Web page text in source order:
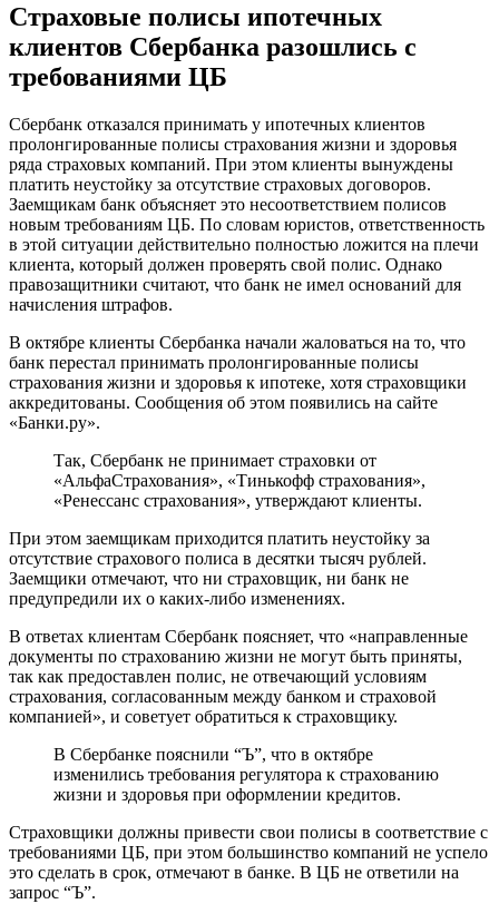
Страховые полисы ипотечных
клиентов Сбербанка разошлись с
требованиями ЦБ
Сбербанк отказался принимать у ипотечных клиентов
пролонгированные полисы страхования жизни и здоровья
ряда страховых компаний. При этом клиенты вынуждены
платить неустойку за отсутствие страховых договоров.
Заемщикам банк объясняет это несоответствием полисов
новым требованиям ЦБ. По словам юристов, ответственность
в этой ситуации действительно полностью ложится на плечи
клиента, который должен проверять свой полис. Однако
правозащитники считают, что банк не имел оснований для
начисления штрафов.
В октябре клиенты Сбербанка начали жаловаться на то, что
банк перестал принимать пролонгированные полисы
страхования жизни и здоровья к ипотеке, хотя страховщики
аккредитованы. Сообщения об этом появились на сайте
«Банки.ру».
Так, Сбербанк не принимает страховки от
«АльфаСтрахования», «Тинькофф страхования»,
«Ренессанс страхования», утверждают клиенты.
При этом заемщикам приходится платить неустойку за
отсутствие страхового полиса в десятки тысяч рублей.
Заемщики отмечают, что ни страховщик, ни банк не
предупредили их о каких-либо изменениях.
В ответах клиентам Сбербанк поясняет, что «направленные
документы по страхованию жизни не могут быть приняты,
так как предоставлен полис, не отвечающий условиям
страхования, согласованным между банком и страховой
компанией», и советует обратиться к страховщику.
В Сбербанке пояснили “Ъ”, что в октябре
изменились требования регулятора к страхованию
жизни и здоровья при оформлении кредитов.
Страховщики должны привести свои полисы в соответствие с
требованиями ЦБ, при этом большинство компаний не успело
это сделать в срок, отмечают в банке. В ЦБ не ответили на
запрос “Ъ”.